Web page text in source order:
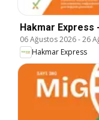
Hakmar Express
06 Ağustos 2026-26
Hakmar Express